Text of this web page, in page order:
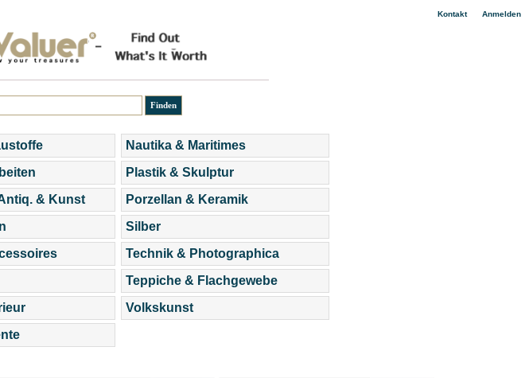
Kontakt| Anmelden
& Kunst
Nautika & Maritimes
Plastik & Skulptur
Porzellan & Keramik
Silber
Technik & Photographica
Teppiche & Flachgewebe
Volkskunst